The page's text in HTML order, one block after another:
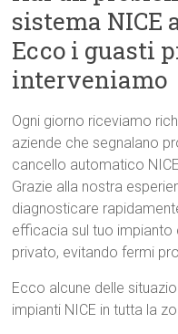
sistema NICE
Ecco i guasti
interveniamo
Ogni giorno riceviamo
aziende che segnalano
cancello automatico
Grazie alla nostra
diagnosticare
efficacia sul tuo
privato, evitando fermi
Ecco alcune delle
impianti NICE in tutta la